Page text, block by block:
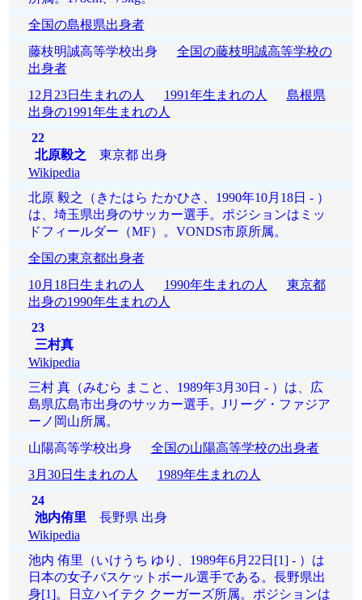
全国の島根県出身者
藤枝明誠高等学校出身 全国の藤枝明誠高等学校の
出身者
12月23日生まれの人
1991年生まれの人
島根県
出身の1991年生まれの人
22
北原毅之 東京都 出身
Wikipedia
北原 毅之（きたはら たかひさ、1990年10月18日 - ）
は、埼玉県出身のサッカー選手。ポジションはミッ
ドフィールダー（MF）。VONDS市原所属。
全国の東京都出身者
10月18日生まれの人
1990年生まれの人
東京都
出身の1990年生まれの人
23
三村真
Wikipedia
三村 真（みむら まこと、1989年3月30日 - ）は、広
島県広島市出身のサッカー選手。Jリーグ・ファジア
ーノ岡山所属。
山陽高等学校出身 全国の山陽高等学校の出身者
3月30日生まれの人
1989年生まれの人
24
池内侑里 長野県 出身
Wikipedia
池内 侑里（いけうち ゆり、1989年6月22日[1] - ）は
日本の女子バスケットボール選手である。長野県出
身[1]。日立ハイテク クーガーズ所属。ポジションは